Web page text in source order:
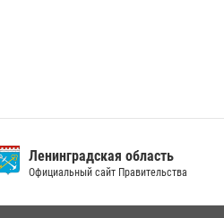
Ленинградская область
Официальный сайт Правительства